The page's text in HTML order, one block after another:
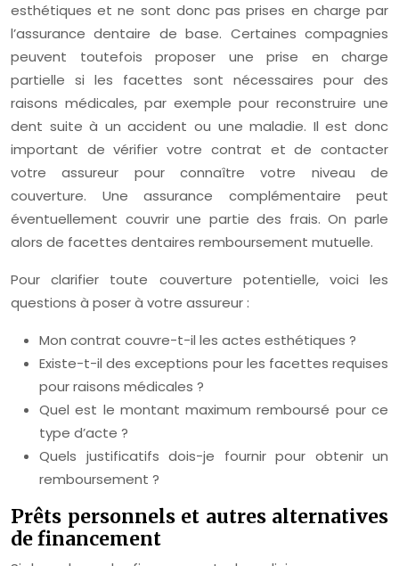
esthétiques et ne sont donc pas prises en charge par
l’assurance dentaire de base. Certaines compagnies
peuvent toutefois proposer une prise en charge
partielle si les facettes sont nécessaires pour des
raisons médicales, par exemple pour reconstruire une
dent suite à un accident ou une maladie. Il est donc
important de vérifier votre contrat et de contacter
votre assureur pour connaître votre niveau de
couverture. Une assurance complémentaire peut
éventuellement couvrir une partie des frais. On parle
alors de facettes dentaires remboursement mutuelle.
Pour clarifier toute couverture potentielle, voici les
questions à poser à votre assureur :
Mon contrat couvre-t-il les actes esthétiques ?
Existe-t-il des exceptions pour les facettes requises
pour raisons médicales ?
Quel est le montant maximum remboursé pour ce
type d’acte ?
Quels justificatifs dois-je fournir pour obtenir un
remboursement ?
Prêts personnels et autres alternatives
de financement